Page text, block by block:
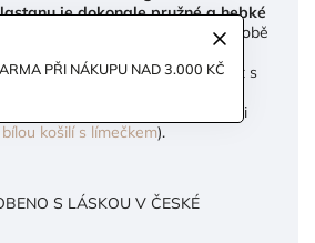
PŘI NÁKUPU NAD 3.000 KČ
je dokonale pružné a hebké
materiálů použitých při výrobě
postavě jako vaše druhá kůže , a
siluetu. Výborně bude vypadat s
pro něj najdete také v rámci
bílou košilí s límečkem).
S LÁSKOU V ČESKÉ